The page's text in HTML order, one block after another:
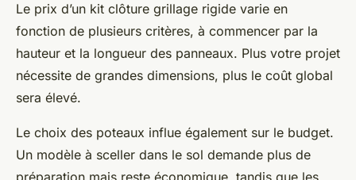
Le prix d’un kit clôture grillage rigide varie en
fonction de plusieurs critères, à commencer par la
hauteur et la longueur des panneaux. Plus votre projet
nécessite de grandes dimensions, plus le coût global
sera élevé.
Le choix des poteaux influe également sur le budget.
Un modèle à sceller dans le sol demande plus de